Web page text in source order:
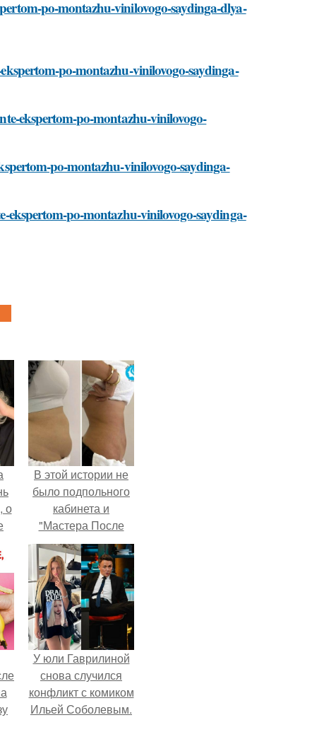
po-montazhu-vinilovogo-saydinga-dlya-
po-montazhu-vinilovogo-saydinga-
ekspertom-po-montazhu-vinilovogo-
po-montazhu-vinilovogo-saydinga-
ekspertom-po-montazhu-vinilovogo-saydinga-
о
В этой истории не
было подпольного
кабинета и
"Мастера После
Двухнедельных
Курсов".
У юли Гаврилиной
снова случился
конфликт с комиком
Ильей Соболевым.